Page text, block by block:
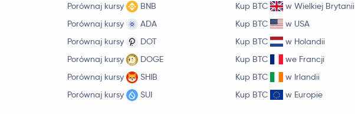
OndoONDO
Official World Liberty
Financial
WLFI
AaveAAVE
Sky SKY
Porównaj kursy
BNB
Porównaj kursy
ADA
Porównaj kursy
DOT
Porównaj kursy
DOGE
Porównaj kursy
SHIB
Porównaj kursy
SUI
Kup BTC
w Wielkiej Brytanii
Kup BTC
w USA
Kup BTC
w Holandii
Kup BTC
we Francji
Kup BTC
w Irlandii
Kup BTC
w Europie